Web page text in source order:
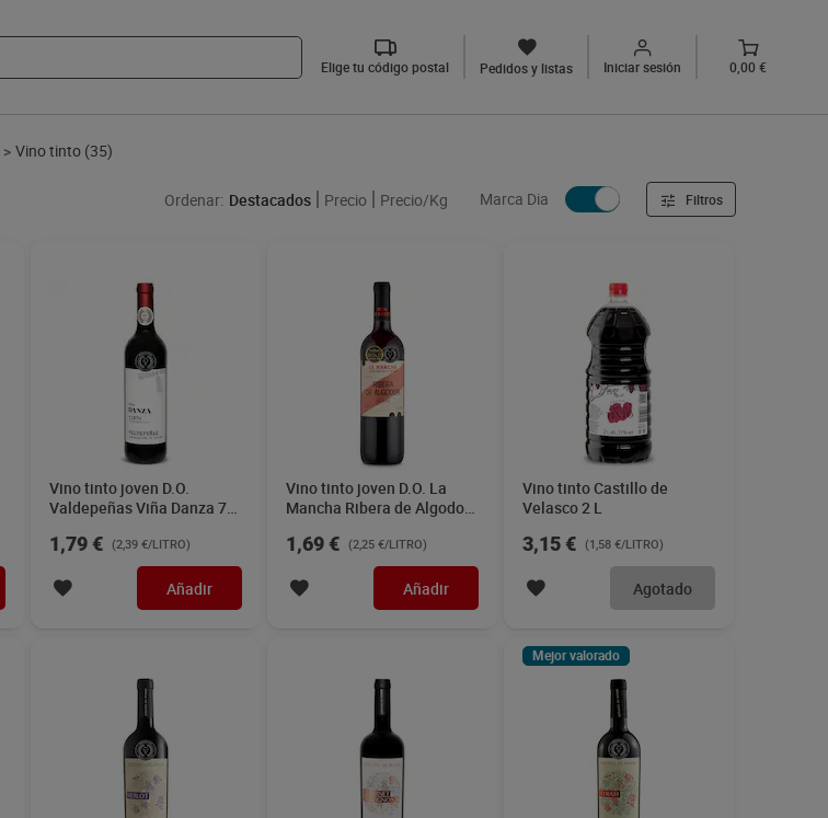
Elige tu código postal Pedidos y listas Iniciar sesión 0,00 €
> Vino tinto (35)
Ordenar: Destacados Precio Precio/Kg Marca Dia Filtros
Vino tinto joven D.O.
Valdepeñas Viña Danza 75
1,79 € (2,39 €/LITRO)
Añadir
Vino tinto joven D.O. La
Mancha Ribera de Algodor
1,69 € (2,25 €/LITRO)
Añadir
Vino tinto Castillo de
Velasco 2 L
3,15 € (1,58 €/LITRO)
Agotado
Mejor valorado